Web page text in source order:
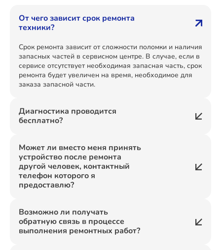
От чего зависит срок ремонта
техники?
Срок ремонта зависит от сложности поломки и наличия
запасных частей в сервисном центре. В случае, если в
сервисе отсутствует необходимая запасная часть, срок
ремонта будет увеличен на время, необходимое для
заказа запасной части.
Диагностика проводится
бесплатно?
Может ли вместо меня принять
устройство после ремонта
другой человек, контактный
телефон которого я
предоставлю?
Возможно ли получать
обратную связь в процессе
выполнения ремонтных работ?